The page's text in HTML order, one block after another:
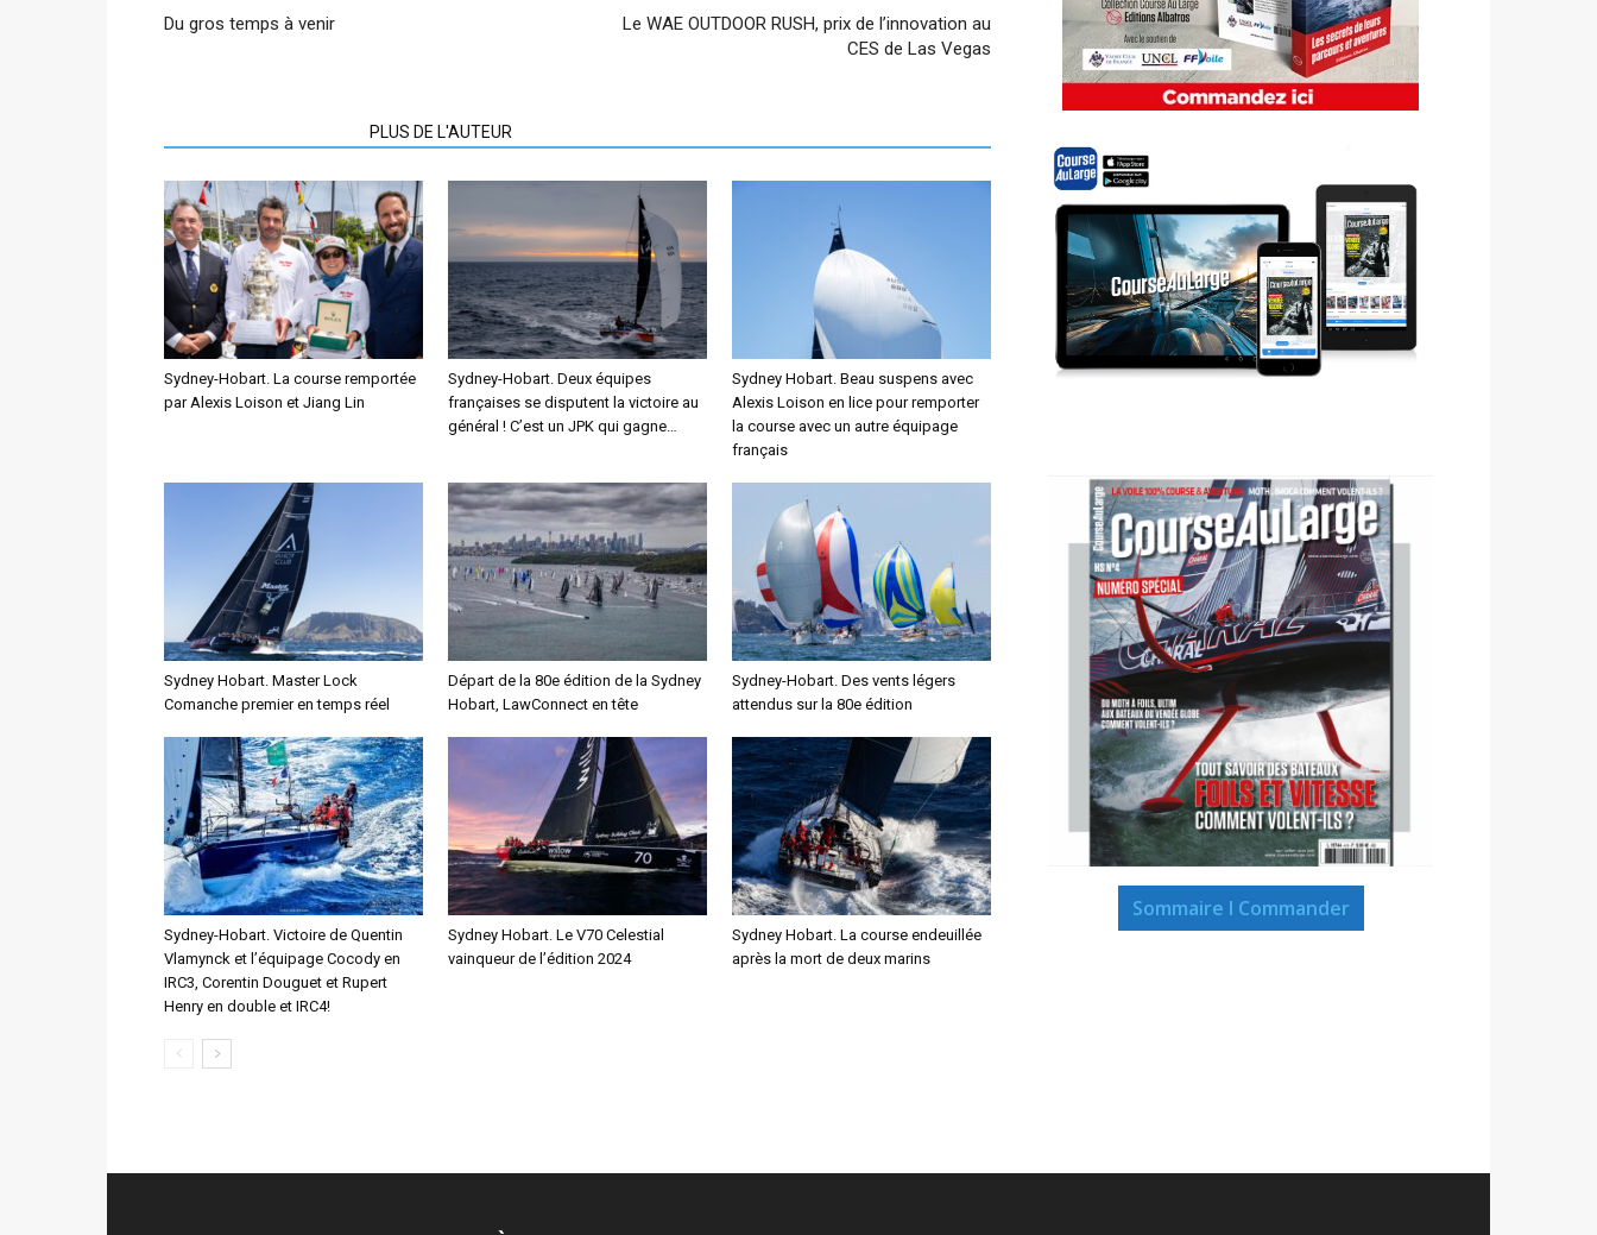
Du gros temps à venir
Le WAE OUTDOOR RUSH, prix de l’innovation au
CES de Las Vegas
PLUS DE L'AUTEUR
Sydney-Hobart. La course remportée
par Alexis Loison et Jiang Lin
Sydney-Hobart. Deux équipes
françaises se disputent la victoire au
général ! C’est un JPK qui gagne…
Sydney Hobart. Beau suspens avec
Alexis Loison en lice pour remporter
la course avec un autre équipage
français
Sydney Hobart. Master Lock
Comanche premier en temps réel
Départ de la 80e édition de la Sydney
Hobart, LawConnect en tête
Sydney-Hobart. Des vents légers
attendus sur la 80e édition
Sydney-Hobart. Victoire de Quentin
Vlamynck et l’équipage Cocody en
IRC3, Corentin Douguet et Rupert
Henry en double et IRC4!
Sydney Hobart. Le V70 Celestial
vainqueur de l’édition 2024
Sydney Hobart. La course endeuillée
après la mort de deux marins
Sommaire I Commander